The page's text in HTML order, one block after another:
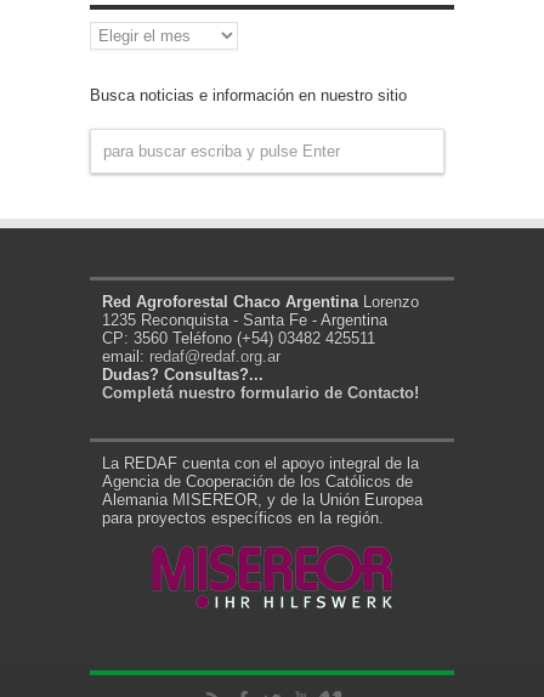
Archivo
de
Busca noticias e información en nuestro sitio
Red Agroforestal Chaco Argentina Lorenzo
1235 Reconquista - Santa Fe - Argentina
CP: 3560 Teléfono (+54) 03482 425511
email: redaf@redaf.org.ar
Dudas? Consultas?...
Completá nuestro formulario de Contacto!
La REDAF cuenta con el apoyo integral de la
Agencia de Cooperación de los Católicos de
Alemania MISEREOR, y de la Unión Europea
para proyectos específicos en la región.